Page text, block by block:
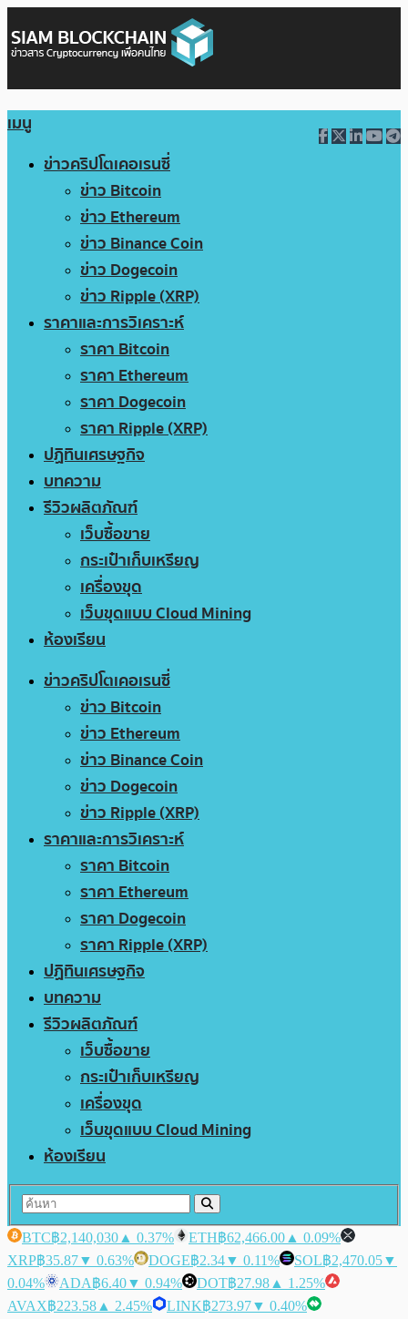
เมนู
ข่าวคริปโตเคอเรนซี่
ข่าว Bitcoin
ข่าว Ethereum
ข่าว Binance Coin
ข่าว Dogecoin
ข่าว Ripple (XRP)
ราคาและการวิเคราะห์
ราคา Bitcoin
ราคา Ethereum
ราคา Dogecoin
ราคา Ripple (XRP)
ปฏิทินเศรษฐกิจ
บทความ
รีวิวผลิตภัณฑ์
เว็บซื้อขาย
กระเป๋าเก็บเหรียญ
เครื่องขุด
เว็บขุดแบบ Cloud Mining
ห้องเรียน
ข่าวคริปโตเคอเรนซี่
ข่าว Bitcoin
ข่าว Ethereum
ข่าว Binance Coin
ข่าว Dogecoin
ข่าว Ripple (XRP)
ราคาและการวิเคราะห์
ราคา Bitcoin
ราคา Ethereum
ราคา Dogecoin
ราคา Ripple (XRP)
ปฏิทินเศรษฐกิจ
บทความ
รีวิวผลิตภัณฑ์
เว็บซื้อขาย
กระเป๋าเก็บเหรียญ
เครื่องขุด
เว็บขุดแบบ Cloud Mining
ห้องเรียน
BTC฿2,140,030 ▲ 0.37% ETH฿62,466.00 ▲ 0.09%
XRP฿35.87▼ 0.63% DOGE฿2.34▼ 0.11% SOL฿2,470.05▼
0.04%
ADA฿6.40▼ 0.94% DOT฿27.98 ▲ 1.25%
AVAX฿223.58 ▲ 2.45% LINK฿273.97▼ 0.40%